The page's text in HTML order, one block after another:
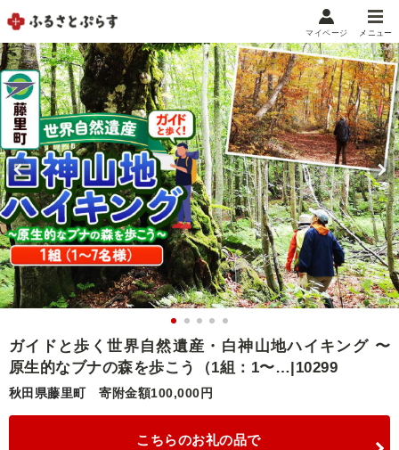
メニュー
マイメニュー
マイページ
お気に入り 閲覧履歴
メニュー
お礼の品から探す
お礼の品をカテゴリや金額で絞り込み
自治体から探す
ランキング
特集・おすすめ
マイページ
ガイドと歩く世界自然遺産・白神山地ハイキング 〜
原生的なブナの森を歩こう（1組：1〜…|10299
秋田県藤里町 寄附金額100,000円
こちらのお礼の品で